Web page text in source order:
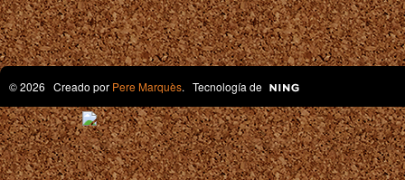
© 2026 Creado por Pere Marquès. Tecnología de